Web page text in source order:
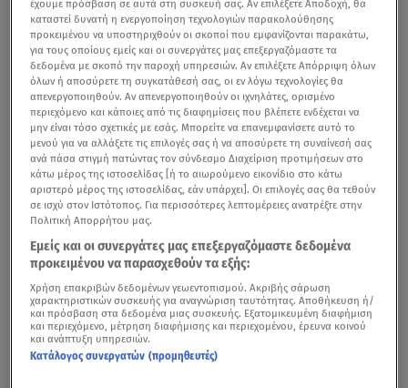
Τα βασικά σημεία της συμφωνίας ανάμεσα στις
Ηνωμένες Πολιτείες Αμερικήςκαι τοΙράνπαρουσίασε η
Δέσποινα Μανδελενάκη στο κεντρικό δελτίο ειδήσεων
του Star με τη Μάρα Ζαχαρέα.
έχουμε πρόσβαση σε αυτά στη συσκευή σας. Αν επιλέξετε Αποδοχή, θα
καταστεί δυνατή η ενεργοποίηση τεχνολογιών παρακολούθησης
προκειμένου να υποστηριχθούν οι σκοποί που εμφανίζονται παρακάτω,
για τους οποίους εμείς και οι συνεργάτες μας επεξεργαζόμαστε τα
δεδομένα με σκοπό την παροχή υπηρεσιών. Αν επιλέξετε Απόρριψη όλων
όλων ή αποσύρετε τη συγκατάθεσή σας, οι εν λόγω τεχνολογίες θα
απενεργοποιηθούν. Αν απενεργοποιηθούν οι ιχνηλάτες, ορισμένο
περιεχόμενο και κάποιες από τις διαφημίσεις που βλέπετε ενδέχεται να
μην είναι τόσο σχετικές με εσάς. Μπορείτε να επανεμφανίσετε αυτό το
μενού για να αλλάξετε τις επιλογές σας ή να αποσύρετε τη συναίνεσή σας
ανά πάσα στιγμή πατώντας τον σύνδεσμο Διαχείριση προτιμήσεων στο
κάτω μέρος της ιστοσελίδας [ή το αιωρούμενο εικονίδιο στο κάτω
αριστερό μέρος της ιστοσελίδας, εάν υπάρχει]. Οι επιλογές σας θα τεθούν
σε ισχύ στον Ιστότοπος. Για περισσότερες λεπτομέρειες ανατρέξτε στην
Πολιτική Απορρήτου μας.
Εμείς και οι συνεργάτες μας επεξεργαζόμαστε δεδομένα
προκειμένου να παρασχεθούν τα εξής:
Χρήση επακριβών δεδομένων γεωεντοπισμού. Ακριβής σάρωση
χαρακτηριστικών συσκευής για αναγνώριση ταυτότητας. Αποθήκευση ή/
και πρόσβαση στα δεδομένα μιας συσκευής. Εξατομικευμένη διαφήμιση
και περιεχόμενο, μέτρηση διαφήμισης και περιεχομένου, έρευνα κοινού
και ανάπτυξη υπηρεσιών.
Κατάλογος συνεργατών (προμηθευτές)